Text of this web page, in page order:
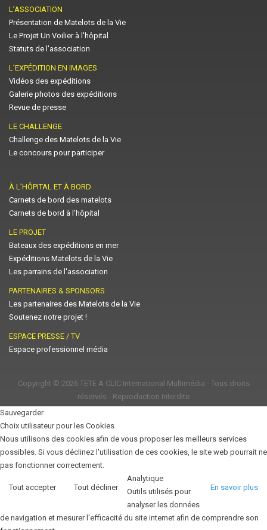
L’ASSOCIATION
Présentation de Matelots de la Vie
Le Projet Un Voilier à l'hôpital
Statuts de l'association
L’EXPÉDITION EN IMAGES
Vidéos des expéditions
Galerie photos des expéditions
Revue de presse
LE CHALLENGE
Challenge des Matelots de la Vie
Le concours pour participer
À L’HÔPITAL ET À BORD
Carnets de bord des matelots
Carnets de bord à l’hôpital
LE PROJET
Bateaux des expéditions en mer
Expéditions Matelots de la Vie
Les parrains de l'association
PARTENAIRES & SPONSORS
Les partenaires des Matelots de la Vie
Soutenez notre projet !
ESPACE PRESSE / TV
Espace professionnel média
Copyright © 2026 TETE A CLIC International Multimédia - Tous droits
réservés - Reproduction Interdite
Sauvegarder
Choix utilisateur pour les Cookies
Nous utilisons des cookies afin de vous proposer les meilleurs services
possibles. Si vous déclinez l'utilisation de ces cookies, le site web pourrait ne
pas fonctionner correctement.
Tout accepter Tout décliner En savoir plus
Analytique
Outils utilisés pour
analyser les données
de navigation et mesurer l'efficacité du site internet afin de comprendre son